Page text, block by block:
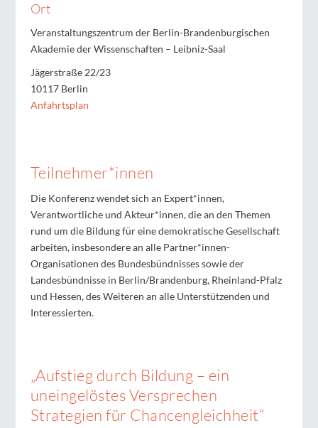
Ort
Veranstaltungszentrum der Berlin-Brandenburgischen
Akademie der Wissenschaften – Leibniz-Saal
Jägerstraße 22/23
10117 Berlin
Anfahrtsplan
Teilnehmer*innen
Die Konferenz wendet sich an Expert*innen,
Verantwortliche und Akteur*innen, die an den Themen
rund um die Bildung für eine demokratische Gesellschaft
arbeiten, insbesondere an alle Partner*innen-
Organisationen des Bundesbündnisses sowie der
Landesbündnisse in Berlin/Brandenburg, Rheinland-Pfalz
und Hessen, des Weiteren an alle Unterstützenden und
Interessierten.
„Aufstieg durch Bildung – ein
uneingelöstes Versprechen
Strategien für Chancengleichheit“